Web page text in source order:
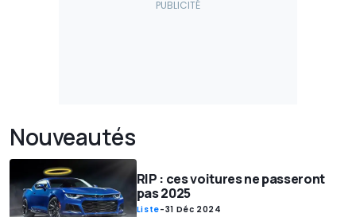
Nouveautés
RIP : ces voitures ne passeront
pas 2025
Liste-31 Déc 2024